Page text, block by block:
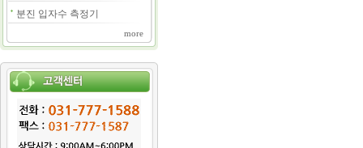
분진 입자수 측정기
more